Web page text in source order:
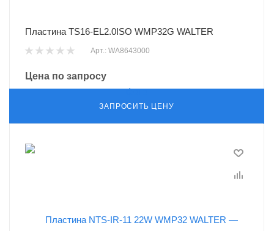
Пластина TS16-EL2.0ISO WMP32G WALTER
Арт.: WA8643000
Цена по запросу
ЗАПРОСИТЬ ЦЕНУ